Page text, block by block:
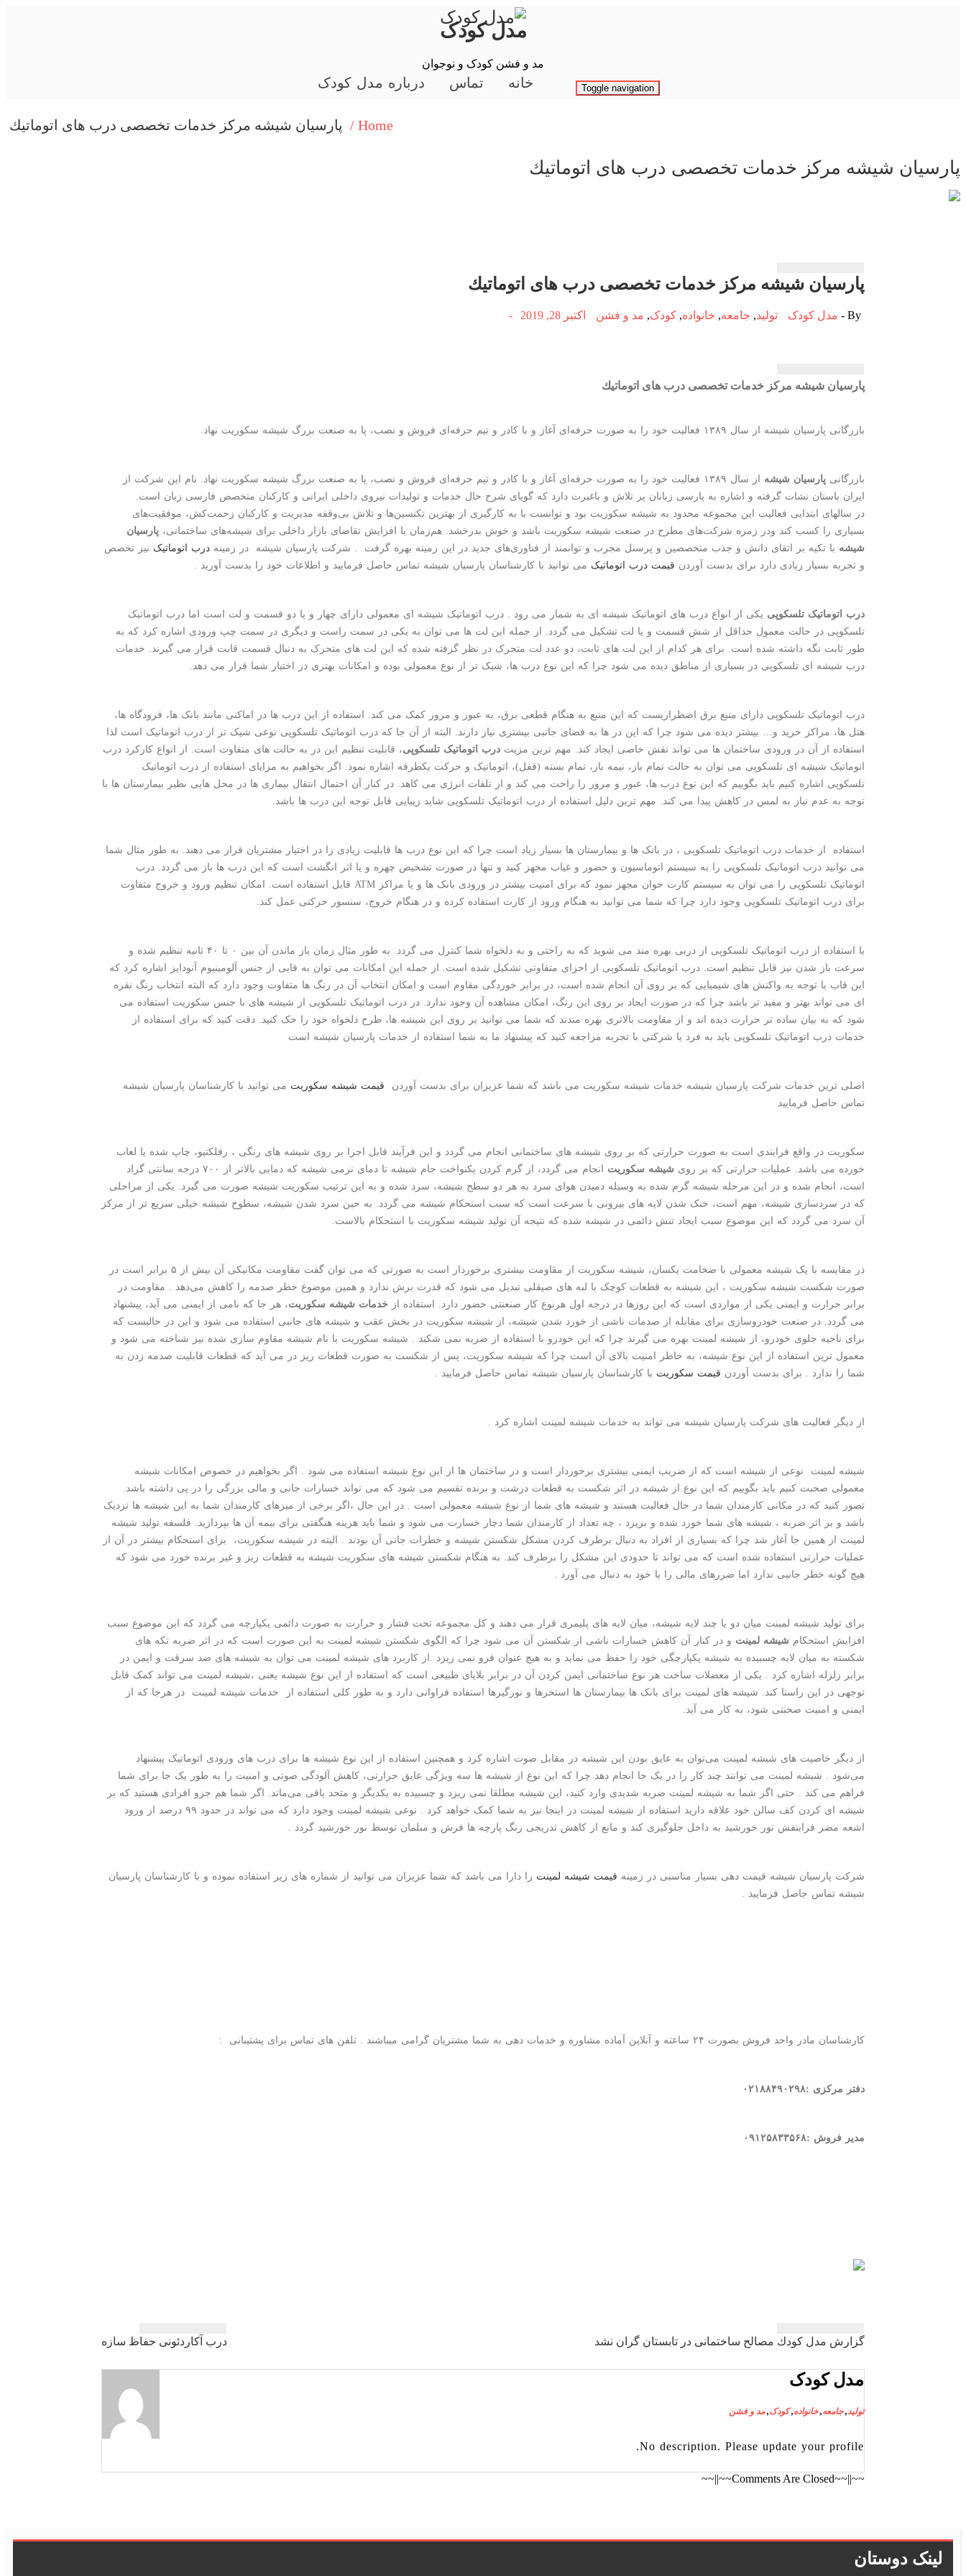
Toggle navigation
مدل کودک
مد و فشن کودک و نوجوان
خانه تماس درباره مدل کودک
Home / پارسیان شیشه مركز خدمات تخصصی درب های اتوماتیك
پارسیان شیشه مركز خدمات تخصصی درب های اتوماتیك
پارسیان شیشه مركز خدمات تخصصی درب های اتوماتیك
By - مدل کودک تولید, جامعه, خانواده, کودک, مد و فشن اکتبر 28, 2019 -
پارسیان شیشه مركز خدمات تخصصی درب های اتوماتیك
بازرگانی پارسیان شیشه از سال ۱۳۸۹ فعالیت خود را به صورت حرفه‌ای آغاز و با كادر و تیم حرفه‌ای فروش و نصب، پا به صنعت بزرگ شیشه سكوریت نهاد.
بازرگانی پارسیان شیشه
از سال ۱۳۸۹ فعالیت خود را به صورت حرفه‌ای آغاز و با کادر و تیم حرفه‌ای فروش و نصب، پا به صنعت بزرگ شیشه سکوریت نهاد. نام این شرکت از
ایران باستان نشات گرفته و اشاره به پارسی زبانان پر تلاش و باغیرت دارد که گویای شرح حال خدمات و تولیدات نیروی داخلی ایرانی و کارکنان متخصص فارسی زبان است
در سالهای ابتدایی فعالیت این مجموعه محدود به شیشه سکوریت بود و توانست با به کارگیری از بهترین تکنسین‌ها و تلاش بی‌وقفه مدیریت و کارکنان زحمت‌کش، موفقیت‌های
بسیاری را کسب کند ودر زمره شرکت‌های مطرح در صنعت شیشه سکوریت باشد و خوش بدرخشد. هم‌زمان با افزایش تقاضای بازار داخلی برای شیشه‌های ساختمانی، پارسیان
شیشه با تکیه بر اتقای دانش و جذب متخصصین و پرسنل مجرب و توانمند از فناوری‌های جدید در این زمینه بهره گرفت . شرکت پارسیان شیشه در زمینه درب اتوماتیک نیز تخصص
و تجربه بسیار زیادی دارد برای بدست آوردن قیمت درب اتوماتیک می توانید با کارشناسان پارسیان شیشه تماس حاصل فرمایید و اطلاعات خود را بدست آورید .
درب اتوماتیک تلسکوپی یکی از انواع درب های اتوماتیک شیشه ای به شمار می رود . درب اتوماتیک شیشه ای معمولی دارای چهار و یا دو قسمت و لت است اما درب اتوماتیک
تلسکوپی در حالت معمول حداقل از شش قسمت و یا لت تشکیل می گردد. از جمله این لت ها می توان به یکی در سمت راست و دیگری در سمت چپ ورودی اشاره کرد که به
طور ثابت نگه داشته شده است. برای هر کدام از این لت های ثابت، دو عدد لت متحرک در نظر گرفته شده که این لت های متحرک به دنبال قسمت قابت قرار می گیرند. خدمات
درب شیشه ای تلسکوپی در بسیاری از مناطق دیده می شود چرا که این نوع درب ها، شیک تر از نوع معمولی بوده و امکانات بهتری در اختیار شما قرار می دهد.
درب اتوماتیک تلسکوپی دارای منبع برق اضطراریست که این منبع به هنگام قطعی برق، به عبور و مرور کمک می کند. استفاده از این درب ها در اماکنی مانند بانک ها، فرودگاه ها،
هتل ها، مراکز خرید و… بیشتر دیده می شود چرا که این در ها به فضای جانبی بیشتری نیاز دارند. البته از آن جا که درب اتوماتیک تلسکوپی نوعی شیک تر از درب اتوماتیک است لذا
استفاده از آن در ورودی ساختمان ها می تواند نقش خاصی ایجاد کند. مهم ترین مزیت درب اتوماتیک تلسکوپی، قابلیت تنظیم این در به حالت های متفاوت است. از انواع کارکرد درب
اتوماتیک شیشه ای تلسکوپی می توان به حالت تمام باز، نیمه باز، تمام بسته (قفل)، اتوماتیک و حرکت یکطرفه اشاره نمود
اگر بخواهیم به مزایای استفاده از درب اتوماتیک
تلسکوپی اشاره کنیم باید بگوییم که این نوع درب ها، عبور و مرور را راحت می کند و از تلفات انرژی می کاهد. در کنار آن احتمال انتقال بیماری ها در محل هایی نظیر بیمارستان ها با
توجه به عدم نیاز به لمس در کاهش پیدا می کند. مهم ترین دلیل استفاده از درب اتوماتیک تلسکوپی شاید زیبایی قابل توجه این درب ها باشد.
استفاده از خدمات درب اتوماتیک تلسکوپی ، در بانک ها و بیمارستان ها بسیار زیاد است چرا که این نوع درب ها قابلیت زیادی را در اختیار مشتریان قرار می دهند. به طور مثال شما
می توانید درب اتوماتیک تلسکوپی را به سیستم اتوماسیون و حضور و غیاب مجهز کنید و تنها در صورت تشخیص چهره و یا اثر انگشت است که این درب ها باز می گردد. درب
اتوماتیک تلسکوپی را می توان به سیستم کارت خوان مجهز نمود که برای امنیت بیشتر در ورودی بانک ها و یا مراکز ATM قابل استفاده است. امکان تنظیم ورود و خروج متفاوت
برای درب اتوماتیک تلسکوپی وجود دارد چرا که شما می توانید به هنگام ورود از کارت استفاده کرده و در هنگام خروج، سنسور حرکتی عمل کند.
با استفاده از درب اتوماتیک تلسکوپی از دربی بهره مند می شوید که به راحتی و به دلخواه شما کنترل می گردد. به طور مثال زمان باز ماندن آن بین ۰ تا ۴۰ ثانیه تنظیم شده و
سرعت باز شدن نیز قابل تنظیم است. درب اتوماتیک تلسکوپی از اجزای متفاوتی تشکیل شده است. از جمله این امکانات می توان به قابی از جنس آلومینیوم آنودایز اشاره کرد که
این قاب با توجه به واکنش های شیمیایی که بر روی آن انجام شده است، در برابر خوردگی مقاوم است و امکان انتخاب آن در رنگ ها متفاوت وجود دارد که البته انتخاب رنگ نقره
ای می تواند بهتر و مفید تر باشد چرا که در صورت ایجاد بر روی این رنگ، امکان مشاهده آن وجود ندارد. در درب اتوماتیک تلسکوپی از شیشه های با جنس سکوریت استفاده می
شود که به بیان ساده تر حرارت دیده اند و از مقاومت بالاتری بهره مندند که شما می توانید بر روی این شیشه ها، طرح دلخواه خود را حک کنید. دقت کنید که برای استفاده از
خدمات درب اتوماتیک تلسکوپی باید به فرد یا شرکتی با تجربه مراجعه کنید که پیشنهاد ما به شما استفاده از خدمات پارسیان شیشه است
اصلی ترین خدمات شرکت پارسیان شیشه خدمات شیشه سکوریت می باشد که شما عزیزان برای بدست آوردن قیمت شیشه سکوریت می توانید با کارشناسان پارسیان شیشه
تماس حاصل فرمایید
سکوریت در واقع فرایندی است به صورت حرارتی که بر روی شیشه های ساختمانی انجام می گردد و این فرآیند قابل اجرا بر روی شیشه های رنگی ، رفلکتیو، چاپ شده یا لعاب
خورده می باشد. عملیات حرارتی که بر روی شیشه سکوریت
انجام می گردد، از گرم کردن یکنواخت جام شیشه تا دمای نرمی شیشه که دمایی بالاتر از ۷۰۰ درجه سانتی گراد
است، انجام شده و در این مرحله شیشه گرم شده به وسیله دمیدن هوای سرد به هر دو سطح شیشه، سرد شده و به این ترتیب سکوریت شیشه صورت می گیرد. یکی از مراحلی
که در سردسازی شیشه، مهم است، خنک شدن لایه های بیرونی با سرعت است که سبب استحکام شیشه می گردد. به حین سرد شدن شیشه، سطوح شیشه خیلی سریع تر از مرکز
آن سرد می گردد که این موضوع سبب ایجاد تنش دائمی در شیشه شده که نتیجه آن تولید شیشه سکوریت با استحکام بالاست.
در مقایسه با یک شیشه معمولی با ضخامت یکسان، شیشه سکوریت از مقاومت بیشتری برخوردار است به صورتی که می توان گفت مقاومت مکانیکی آن بیش از ۵ برابر است در
صورت شکست شیشه سکوریت ، این شیشه به قطعات کوچک با لبه های صیقلی تبدیل می شود که قدرت برش ندارد و همین موضوع خطر صدمه را کاهش می‌دهد . مقاومت در
برابر حرارت و ایمنی یکی از مواردی است که این روزها در درجه اول هرنوع کار صنعنتی حضور دارد. استفاده از خدمات شیشه سکوریت، هر جا که نامی از ایمنی می آید، پیشنهاد
می گردد. در صنعت خودروسازی برای مقابله از صدمات ناشی از خورد شدن شیشه، از شیشه سکوریت در بخش عقب و شیشه های جانبی استفاده می شود و این در حالیست که
برای ناحیه جلوی خودرو، از شیشه لمینت بهره می گیرند چرا که این خودرو با استفاده از ضربه نمی شکند . شیشه سکوریت با نام شیشه مقاوم سازی شده نیز شناخته می شود و
معمول ترین استفاده از این نوع شیشه، به خاطر امنیت بالای آن است چرا که شیشه سکوریت، پس از شکست به صورت قطعات ریز در می آید که قطعات قابلیت صدمه زدن به
شما را ندارد . برای بدست آوردن قیمت سکوریت با کارشناسان پارسیان شیشه تماس حاصل فرمایید .
از دیگر فعالیت های شرکت پارسیان شیشه می تواند به خدمات شیشه لمینت اشاره کرد .
شیشه لمینت نوعی از شیشه است که از ضریب ایمنی بیشتری برخوردار است و در ساختمان ها از این نوع شیشه استفاده می شود . اگر بخواهیم در خصوص امکانات شیشه
معمولی صحبت کنیم باید بگوییم که این نوع از شیشه در اثر شکست به قطعات درشت و برنده تقسیم می شود که می تواند خسارات جانی و مالی بزرگی را در پی داشته باشد.
تصور کنید که در مکانی کارمندان شما در حال فعالیت هستند و شیشه های شما از نوع شیشه معمولی است . در این حال ،اگر برخی از میزهای کارمندان شما به این شیشه ها نزدیک
باشد و بر اثر ضربه ، شیشه های شما خورد شده و بریزد ، چه تعداد از کارمندان شما دچار خسارت می شود و شما باید هزینه هنگفتی برای بیمه آن ها بپردازید. فلسفه تولید شیشه
لمینت از همین جا آغاز شد چرا که بسیاری از افراد به دنبال برطرف کردن مشکل شکستن شیشه و خطرات جانی آن بودند . البته در شیشه سکوریت، برای استحکام بیشتر در آن از
عملیات حرارتی استفاده شده است که می تواند تا حدودی این مشکل را برطرف کند. به هنگام شکستن شیشه های سکوریت شیشه به قطعات ریز و غیر برنده خورد می شود که
هیچ گونه خطر جانبی ندارد اما ضررهای مالی را با خود به دنبال می آورد .
برای تولید شیشه لمینت میان دو یا چند لایه شیشه، میان لایه های پلیمری قرار می دهند و کل مجموعه تحت فشار و حرارت به صورت دائمی یکپارچه می گردد که این موضوع سبب
افزایش استحکام شیشه لمینت و در کنار آن کاهش خسارات ناشی از شکستن آن می شود چرا که الگوی شکستن شیشه لمینت به این صورت است که در اثر ضربه تکه های
شکسته به میان لایه چسبیده به شیشه یکپارچگی خود را حفظ می نماید و به هیچ عنوان فرو نمی ریزد .از کاربرد های شیشه لمینت می توان به شیشه های ضد سرقت و ایمن در
برابر زلزله اشاره کرد . یکی از معضلات ساخت هر نوع ساختمانی ایمن کردن آن در برابر بلایای طبیعی است که استفاده از این نوع شیشه یعنی ،شیشه لمینت می تواند کمک قابل
توجهی در این راستا کند. شیشه های لمینت برای بانک ها بیمارستان ها استخرها و نورگیرها استفاده فراوانی دارد و به طور کلی استفاده از خدمات شیشه لمینت در هرجا که از
ایمنی و امنیت صحبتی شود، به کار می آید.
از دیگر خاصیت های شیشه لمینت می‌توان به عایق بودن این شیشه در مقابل صوت اشاره کرد و همچنین استفاده از این نوع شیشه ها برای درب های ورودی اتوماتیک پیشنهاد
می‌شود . شیشه لمینت می توانند چند کار را در یک جا انجام دهد چرا که این نوع از شیشه ها سه ویژگی عایق حرارتی، کاهش آلودگی صوتی و امنیت را به طور یک جا برای شما
فراهم می کند . حتی اگر شما به شیشه لمینت ضربه شدیدی وارد کنید، این شیشه مطلقا نمی ریزد و چسبیده به یکدیگر و متحد باقی می‌ماند. اگر شما هم جزو افرادی هستید که بر
شیشه ای کردن کف سالن خود علاقه دارید استفاده از شیشه لمینت در اینجا نیز به شما کمک خواهد کرد . نوعی شیشه لمینت وجود دارد که می تواند در حدود ۹۹ درصد از ورود
اشعه مضر فرابنفش نور خورشید به داخل جلوگیری کند و مانع از کاهش تدریجی رنگ پارچه ها فرش و مبلمان توسط نور خورشید گردد .
شرکت پارسیان شیشه قیمت دهی بسیار مناسبی در زمینه قیمت شیشه لمینت را دارا می باشد که شما عزیزان می توانید از شماره های زیر استفاده نموده و با کارشناسان پارسیان
شیشه تماس جاصل فرمایید .
کارشناسان مادر واحد فروش بصورت ۲۴ساعته و آنلاین آماده مشاوره و خدمات دهی به شما مشتریان گرامی میباشند . تلفن های تماس برای پشتیبانی :
دفتر مرکزی :۰۲۱۸۸۴۹۰۲۹۸
مدیر فروش :۰۹۱۲۵۸۳۳۵۶۸
راهبری
نوشته
درب آكاردئونی حفاظ سازه گزارش مدل كودك مصالح ساختمانی در تابستان گران نشد
مدل کودک
تولید,جامعه,خانواده,کودک,مد و فشن
No description. Please update your profile.
~~||~~Comments Are Closed~~||~~
لینک دوستان